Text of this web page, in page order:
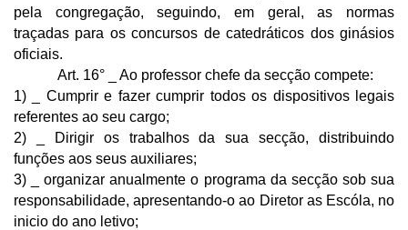
pela congregação, seguindo, em geral, as normas
traçadas para os concursos de catedráticos dos ginásios
oficiais.
Art. 16° _ Ao professor chefe da secção compete:
1) _ Cumprir e fazer cumprir todos os dispositivos legais
referentes ao seu cargo;
2) _ Dirigir os trabalhos da sua secção, distribuindo
funções aos seus auxiliares;
3) _ organizar anualmente o programa da secção sob sua
responsabilidade, apresentando-o ao Diretor as Escóla, no
inicio do ano letivo;